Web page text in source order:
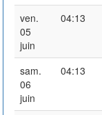
ven.
05
juin
04:13
sam.
06
juin
04:13